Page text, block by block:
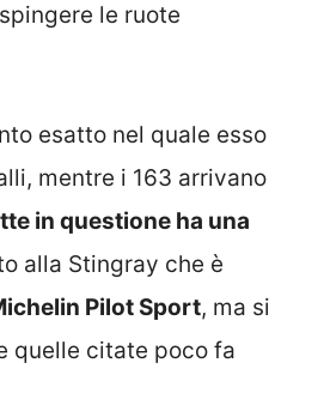
le ruote
esatto nel quale esso
mentre i 163 arrivano
in questione ha una
alla Stingray che è
Pilot Sport, ma si
quelle citate poco fa